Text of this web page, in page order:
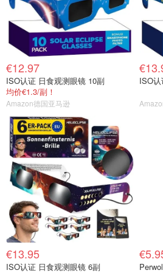
€12.97
ISO认证 日食观测眼镜 10副
均价€1.3/副！
Amazon德国亚马逊
ISO
€13.95
ISO认证 日食观测眼镜 6副